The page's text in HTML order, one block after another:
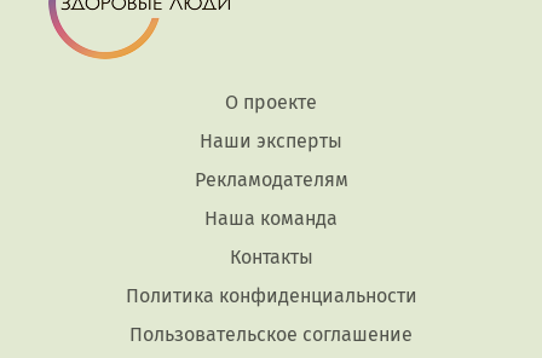
О проекте
Наши эксперты
Рекламодателям
Наша команда
Контакты
Политика конфиденциальности
Пользовательское соглашение